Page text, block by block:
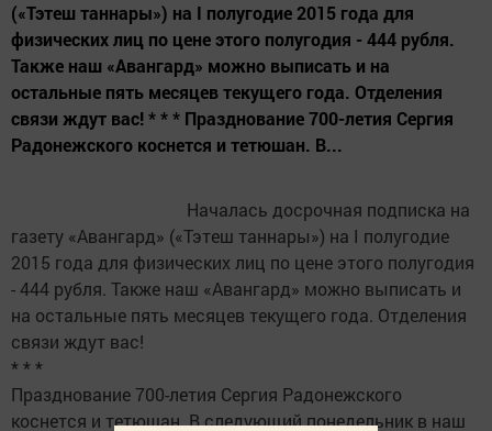
(«Тэтеш таннары») на I полугодие 2015 года для
физических лиц по цене этого полугодия - 444 рубля.
Также наш «Авангард» можно выписать и на
остальные пять месяцев текущего года. Отделения
связи ждут вас! * * * Празднование 700-летия Сергия
Радонежского коснется и тетюшан. В...
Началась досрочная подписка на
газету «Авангард» («Тэтеш таннары») на I полугодие
2015 года для физических лиц по цене этого полугодия
- 444 рубля. Также наш «Авангард» можно выписать и
на остальные пять месяцев текущего года. Отделения
связи ждут вас!
* * *
Празднование 700-летия Сергия Радонежского
коснется и тетюшан. В следующий понедельник в наш